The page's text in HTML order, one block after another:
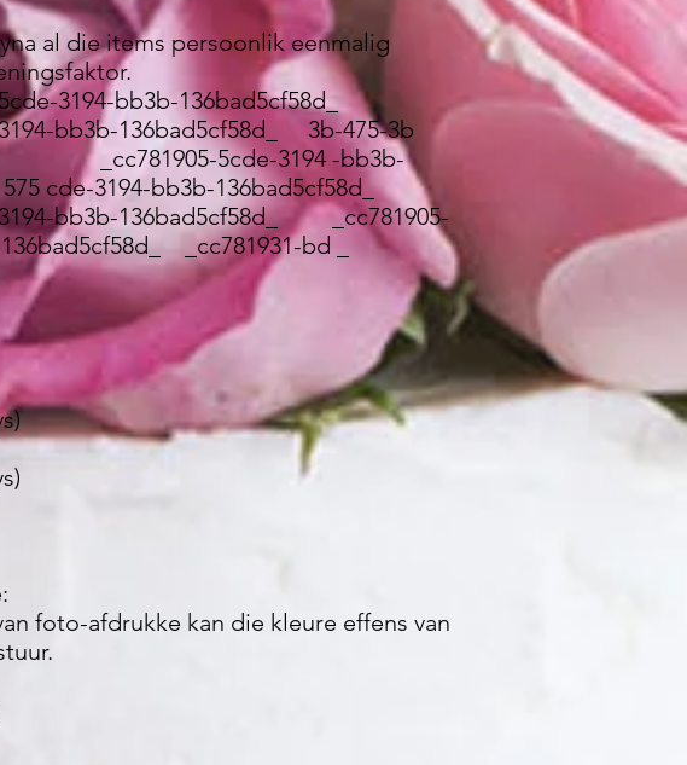
al die items persoonlik eenmalig
3194-bb3b-136bad5cf58d_
bb3b-136bad5cf58d_ 3b-475-3b
_cc781905-5cde-3194 -bb3b-
cde-3194-bb3b-136bad5cf58d_
bb3b-136bad5cf58d_ _cc781905-
_cc781931-bd _
foto-afdrukke kan die kleure effens van